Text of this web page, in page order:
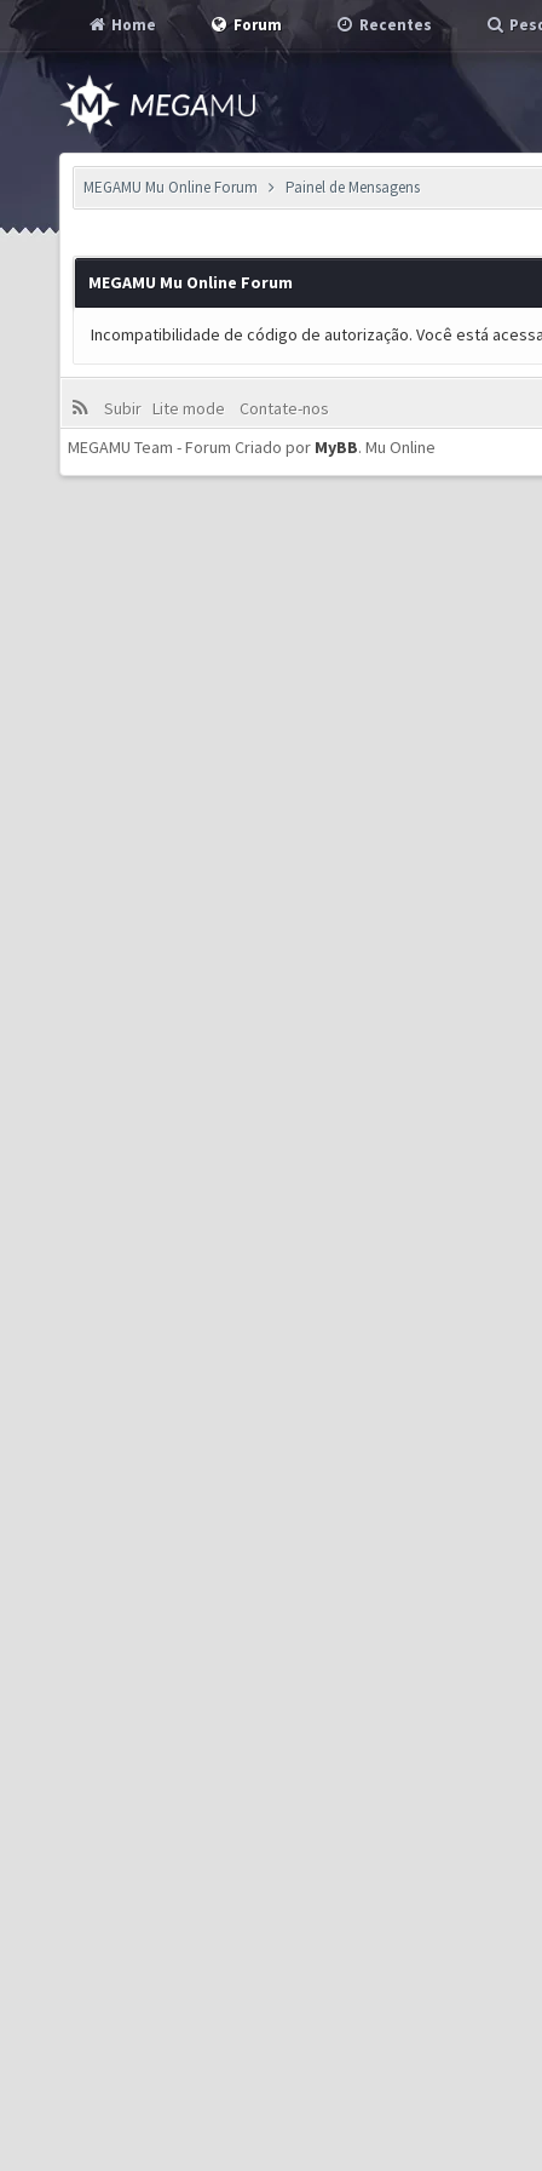
Home Forum Recentes
MEGAMU Mu Online Forum Painel de Mensagens
MEGAMU Mu Online Forum
Incompatibilidade de código de autorização. Você está
Subir Lite mode
Contate-nos
MEGAMU Team - Forum Criado por MyBB. Mu Online